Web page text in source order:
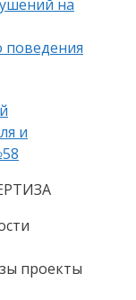
на
поведения
и
проекты